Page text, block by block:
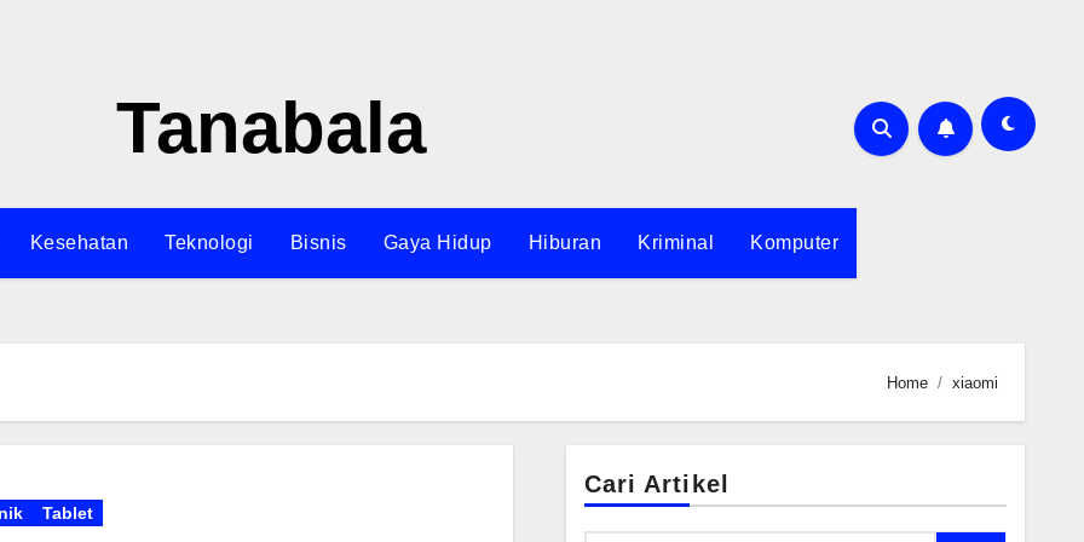
Tanabala
Kesehatan Teknologi Bisnis Gaya Hidup Hiburan Kriminal Komputer
Home xiaomi
Tablet
Cari Artikel